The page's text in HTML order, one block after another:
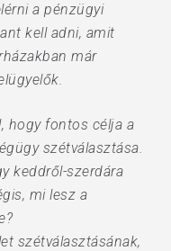
a pénzügyi
kell adni, amit
már
hogy fontos célja a
szétválasztása.
keddről-szerdára
mi lesz a
szétválasztásának,